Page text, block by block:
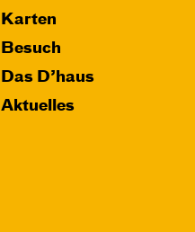
Karten
Besuch
Das D’haus
Aktuelles